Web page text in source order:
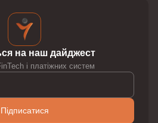
на наш дайджест
і платіжних систем
Підписатися